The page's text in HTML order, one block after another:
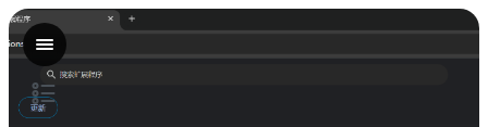
一、下载 Z0 插件安装包
二、打开浏览器扩展管理页面
Google Chrome
Microsoft Edge